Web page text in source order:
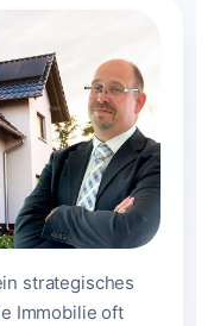
strategisches
Immobilie oft